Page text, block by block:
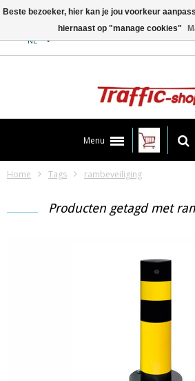
NL
Menu
Home Tags rambeveiliging
Producten getagd met
Beste bezoeker, hier kan je jou voorkeur
hiernaast op "manage cookies"